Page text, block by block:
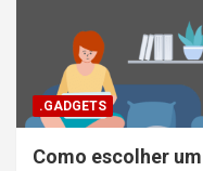
.GADGETS
Como escolher